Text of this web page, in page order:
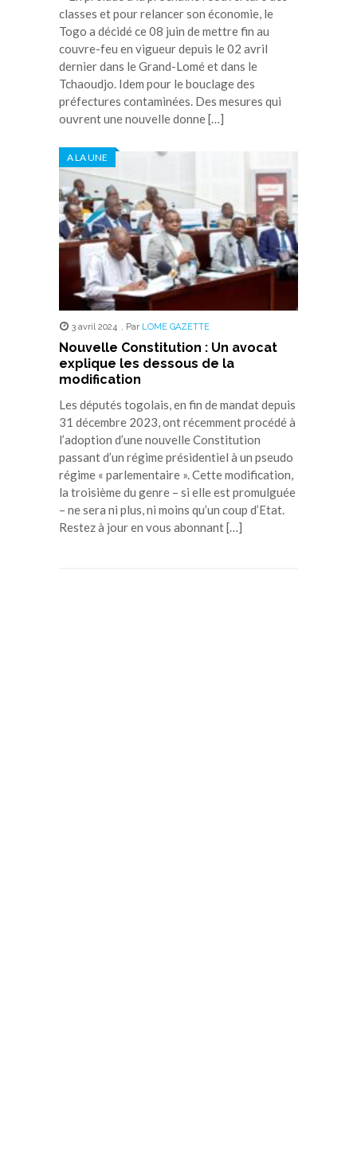
classes et pour relancer son économie, le
Togo a décidé ce 08 juin de mettre fin au
couvre-feu en vigueur depuis le 02 avril
dernier dans le Grand-Lomé et dans le
Tchaoudjo. Idem pour le bouclage des
préfectures contaminées. Des mesures qui
ouvrent une nouvelle donne […]
A LA UNE
3 avril 2024 , Par LOME GAZETTE
Nouvelle Constitution : Un avocat
explique les dessous de la
modification
Les députés togolais, en fin de mandat depuis
31 décembre 2023, ont récemment procédé à
l’adoption d’une nouvelle Constitution
passant d’un régime présidentiel à un pseudo
régime « parlementaire ». Cette modification,
la troisième du genre – si elle est promulguée
– ne sera ni plus, ni moins qu’un coup d’Etat.
Restez à jour en vous abonnant […]